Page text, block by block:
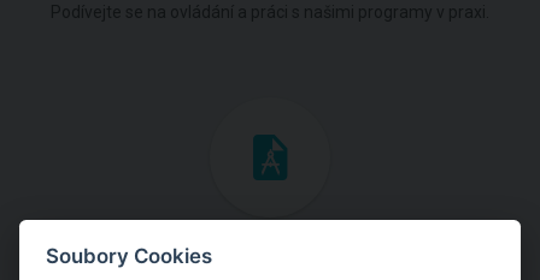
Inženýrské manuály
Soubory Cookies